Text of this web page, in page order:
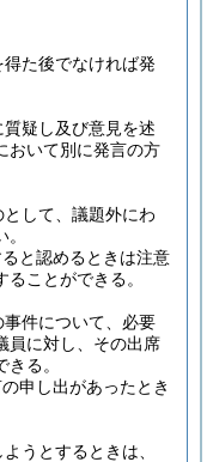
た後でなければ発
疑し及び意見を述
おいて別に発言の方
して、議題外にわ
と認めるときは注意
ことができる。
件について、必要
員に対し、その出席
る。
申し出があったとき
うとするときは、